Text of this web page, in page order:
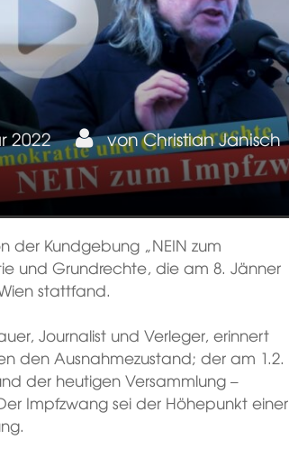
2022 vonChristian Janisch
der Kundgebung „NEIN zum
und Grundrechte, die am 8. Jänner
stattfand.
Journalist und Verleger, erinnert
den Ausnahmezustand; der am 1.2.
der heutigen Versammlung –
Impfzwang sei der Höhepunkt einer